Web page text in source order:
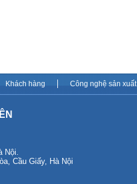
Khách hàng Công nghệ sản xuất
Nội.
Cầu Giấy, Hà Nội